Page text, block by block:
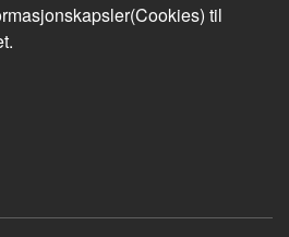
til